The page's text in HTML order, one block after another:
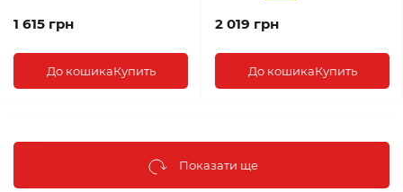
1 615 грн
До кошикаКупить
2 019 грн
До кошикаКупить
Показати ще